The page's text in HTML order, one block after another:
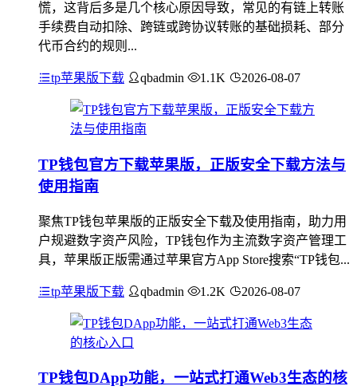
慌，这背后多是几个核心原因导致，常见的有链上转账
手续费自动扣除、跨链或跨协议转账的基础损耗、部分
代币合约的规则...
tp苹果版下载 qbadmin 1.1K 2026-08-07
TP钱包官方下载苹果版，正版安全下载方法与
使用指南
聚焦TP钱包苹果版的正版安全下载及使用指南，助力用
户规避数字资产风险，TP钱包作为主流数字资产管理工
具，苹果版正版需通过苹果官方App Store搜索“TP钱包...
tp苹果版下载 qbadmin 1.2K 2026-08-07
TP钱包DApp功能，一站式打通Web3生态的核